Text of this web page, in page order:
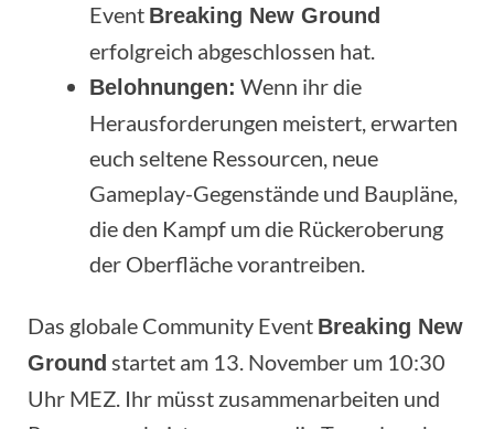
Event Breaking New Ground
erfolgreich abgeschlossen hat.
Belohnungen: Wenn ihr die
Herausforderungen meistert, erwarten
euch seltene Ressourcen, neue
Gameplay-Gegenstände und Baupläne,
die den Kampf um die Rückeroberung
der Oberfläche vorantreiben.
Das globale Community Event Breaking New
Ground startet am 13. November um 10:30
Uhr MEZ. Ihr müsst zusammenarbeiten und